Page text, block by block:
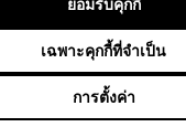
การตั้งค่า
เฉพาะคุกกี้ที่จำเป็น
ยอมรับคุกกี้
270W/110V
Consumption <0.5W